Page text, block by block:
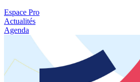
Espace Pro
Actualités
Agenda